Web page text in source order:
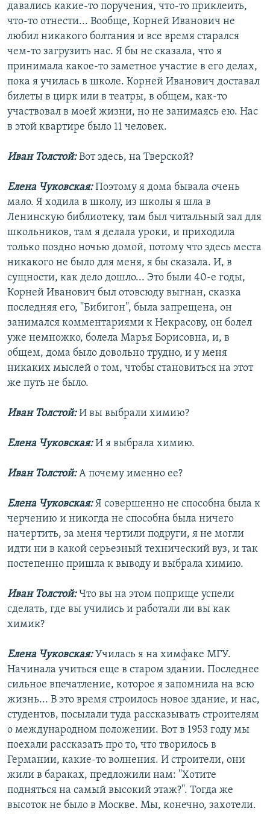
давались какие-то поручения, что-то приклеить,
что-то отнести... Вообще, Корней Иванович не
любил никакого болтания и все время старался
чем-то загрузить нас. Я бы не сказала, что я
принимала какое-то заметное участие в его делах,
пока я училась в школе. Корней Иванович доставал
билеты в цирк или в театры, в общем, как-то
участвовал в моей жизни, но не занимаясь ею. Нас
в этой квартире было 11 человек.
Иван Толстой:Вот здесь, на Тверской?
Елена Чуковская:Поэтому я дома бывала очень
мало. Я ходила в школу, из школы я шла в
Ленинскую библиотеку, там был читальный зал для
школьников, там я делала уроки, и приходила
только поздно ночью домой, потому что здесь места
никакого не было для меня, я бы сказала. И, в
сущности, как дело дошло... Это были 40-е годы,
Корней Иванович был отовсюду выгнан, сказка
последняя его, ''Бибигон'', была запрещена, он
занимался комментариями к Некрасову, он болел
уже немножко, болела Марья Борисовна, и, в
общем, дома было довольно трудно, и у меня
никаких мыслей о том, чтобы становиться на этот
же путь не было.
Иван Толстой:И вы выбрали химию?
Елена Чуковская:И я выбрала химию.
Иван Толстой:А почему именно ее?
Елена Чуковская:Я совершенно не способна была к
черчению и никогда не способна была ничего
начертить, за меня чертили подруги, я не могли
идти ни в какой серьезный технический вуз, и так
постепенно пришла к выводу и выбрала химию.
Иван Толстой:Что вы на этом поприще успели
сделать, где вы учились и работали ли вы как
химик?
Елена Чуковская: Училась я на химфаке МГУ.
Начинала учиться еще в старом здании. Последнее
сильное впечатление, которое я запомнила на всю
жизнь... В это время строилось новое здание, и нас,
студентов, посылали туда рассказывать строителям
о международном положении. Вот в 1953 году мы
поехали рассказать про то, что творилось в
Германии, какие-то волнения. И строители, они
жили в бараках, предложили нам: ''Хотите
подняться на самый высокий этаж?''. Тогда же
высоток не было в Москве. Мы, конечно, захотели.